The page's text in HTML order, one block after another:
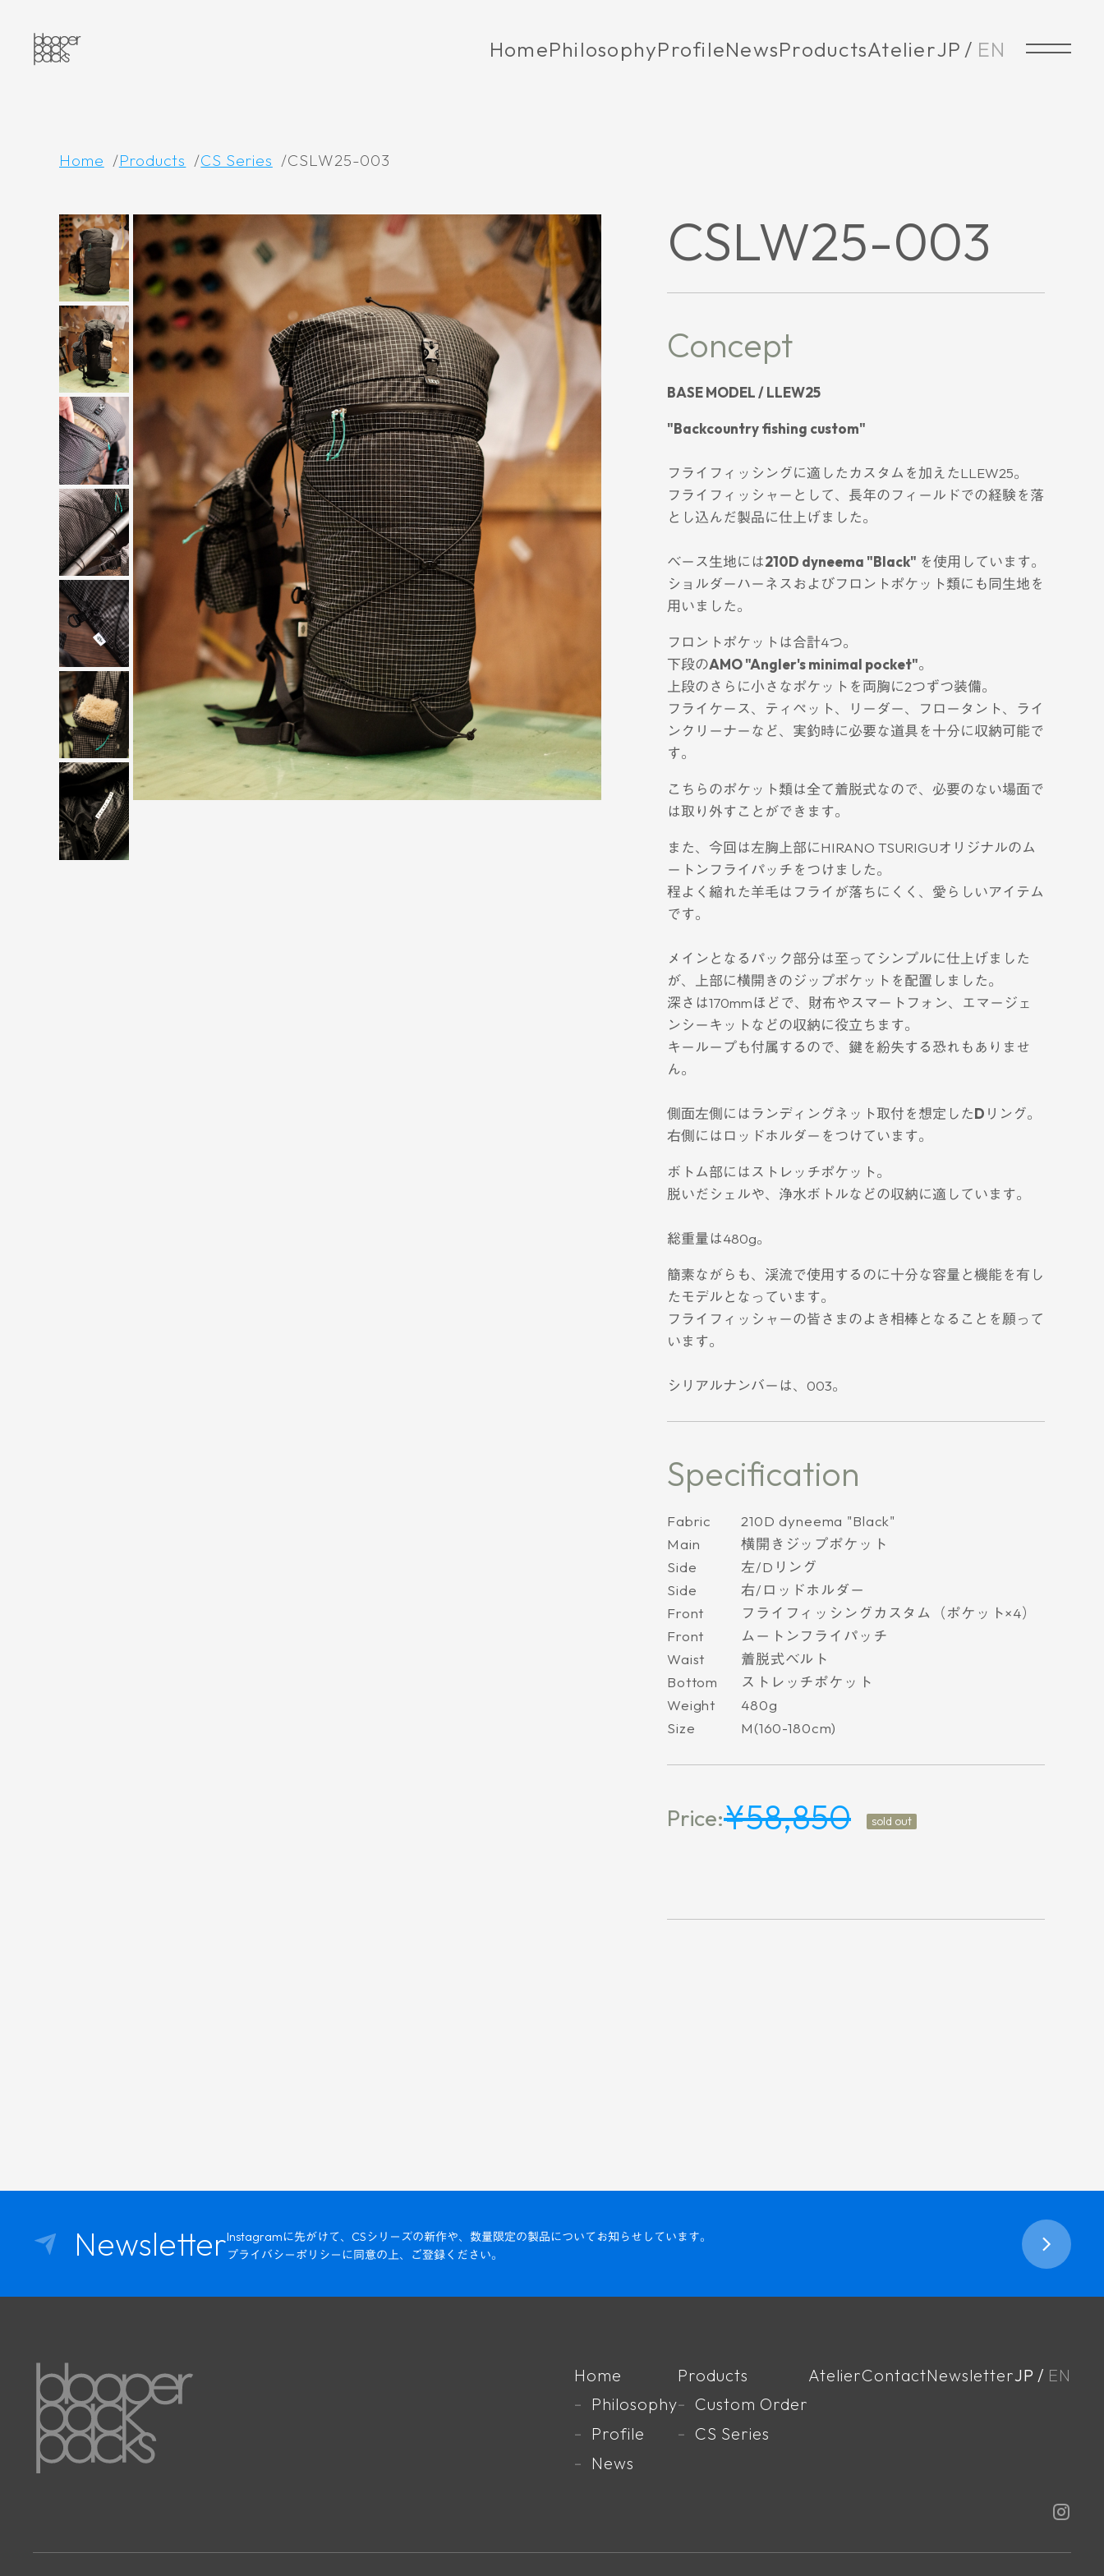
HomePhilosophyProfileNewsProductsAtelierJP EN
Home Products CS Series CSLW25-003
CSLW25-003
Concept
BASE MODEL / LLEW25
"Backcountry fishing custom"
フライフィッシングに適したカスタムを加えたLLEW25。
フライフィッシャーとして、長年のフィールドでの経験を落
とし込んだ製品に仕上げました。
ベース生地には210D dyneema "Black" を使用しています。
ショルダーハーネスおよびフロントポケット類にも同生地を
用いました。
フロントポケットは合計4つ。
下段のAMO "Angler's minimal pocket"。
上段のさらに小さなポケットを両胸に2つずつ装備。
フライケース、ティペット、リーダー、フロータント、ライ
ンクリーナーなど、実釣時に必要な道具を十分に収納可能で
す。
こちらのポケット類は全て着脱式なので、必要のない場面で
は取り外すことができます。
また、今回は左胸上部にHIRANO TSURIGUオリジナルのム
ートンフライパッチをつけました。
程よく縮れた羊毛はフライが落ちにくく、愛らしいアイテム
です。
メインとなるパック部分は至ってシンプルに仕上げました
が、上部に横開きのジップポケット を配置しました。
深さは170mmほどで、財布やスマートフォン、エマージェ
ンシーキットなどの収納に役立ちます。
キーループも付属するので、鍵を紛失する恐れもありませ
ん。
側面左側にはランディングネット取付を想定したDリング。
右側には ロッドホルダー をつけています。
ボトム部にはストレッチポケット。
脱いだシェルや、浄水ボトルなどの収納に適しています。
総重量は480g。
簡素ながらも、渓流で使用するのに十分な容量と機能を有し
たモデルとなっています。
フライフィッシャーの皆さまのよき相棒となることを願って
います。
シリアルナンバーは、003。
Specification
Fabric
210D dyneema "Black"
Main
横開きジップポケット
Side
左/Dリング
Side
右/ロッドホルダー
Front
フライフィッシングカスタム（ポケット×4）
Front
ムートンフライパッチ
Waist
着脱式ベルト
Bottom
ストレッチポケット
Weight
480g
Size
M(160-180cm)
Price:¥58,850 sold out
NewsletterInstagramに先がけて、CSシリーズの新作や、数量限定の製品についてお知らせしています。
プライバシーポリシーに同意の上、ご登録ください。
Home
Philosophy
Profile
News
Products
Custom Order
CS Series
AtelierContactNewsletterJP EN